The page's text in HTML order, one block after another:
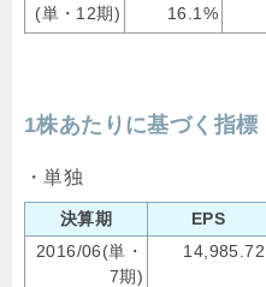
(単・12期)
16.1%
1株あたりに基づく指標
・単独
決算期 EPS
2016/06(単・
7期)
14,985.72